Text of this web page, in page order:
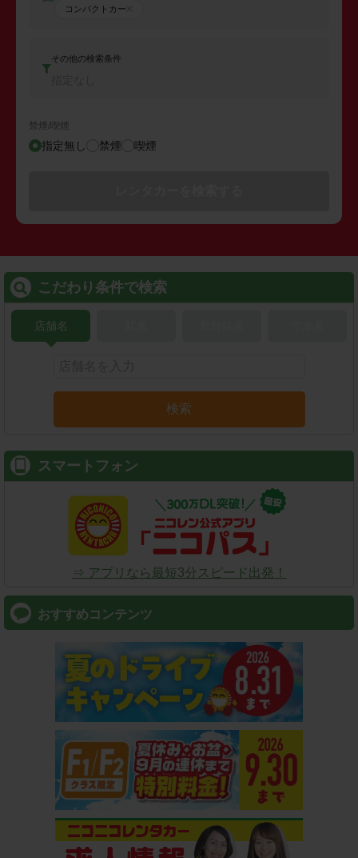
コンパクトカー
その他の検索条件
禁煙/喫煙
指定無し 禁煙 喫煙
こだわり条件で検索
店舗名
検索
スマートフォン
⇒ アプリなら最短3分スピード出発！
おすすめコンテンツ